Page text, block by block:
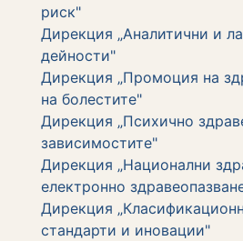
риск"
Дирекция „Аналитични и
дейности"
Дирекция „Промоция на
на болестите"
Дирекция „Психично
зависимостите"
Дирекция „Национални
електронно
Дирекция
стандарти и иновации"